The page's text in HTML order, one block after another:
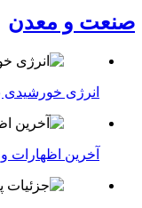
صنعت و معدن
انرژی خورشیدی
آخرین اظهارات وزیر نیرو